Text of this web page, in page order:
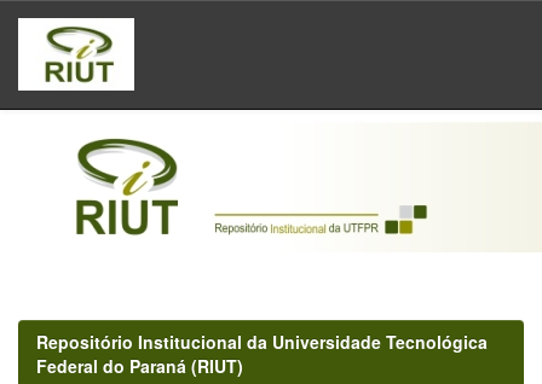
Skip
navigation
Repositório Institucional da Universidade Tecnológica
Federal do Paraná (RIUT)